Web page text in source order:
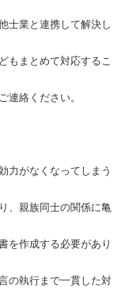
士業と連携して解決し
もまとめて対応するこ
連絡ください。
力がなくなってしまう
、親族同士の関係に亀
を作成する必要があり
の執行まで一貫した対